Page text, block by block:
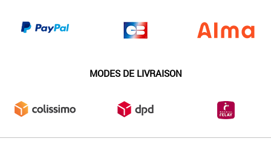
MODES DE LIVRAISON